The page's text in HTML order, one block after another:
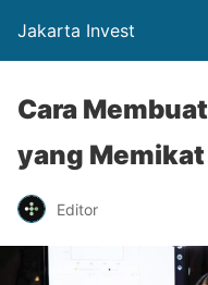
Jakarta Invest
Cara
yang
Editor